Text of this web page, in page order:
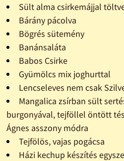
Sült alma csirkemájjal
Bárány pácolva
Bögrés sütemény
Banánsaláta
Babos Csirke
Gyümölcs mix joghurttal
Lencseleves nem csak
Mangalica zsírban sült
burgonyával, tejföllel öntött
Ágnes asszony módra
Tejfölös, vajas pogácsa
Házi kechup készítés